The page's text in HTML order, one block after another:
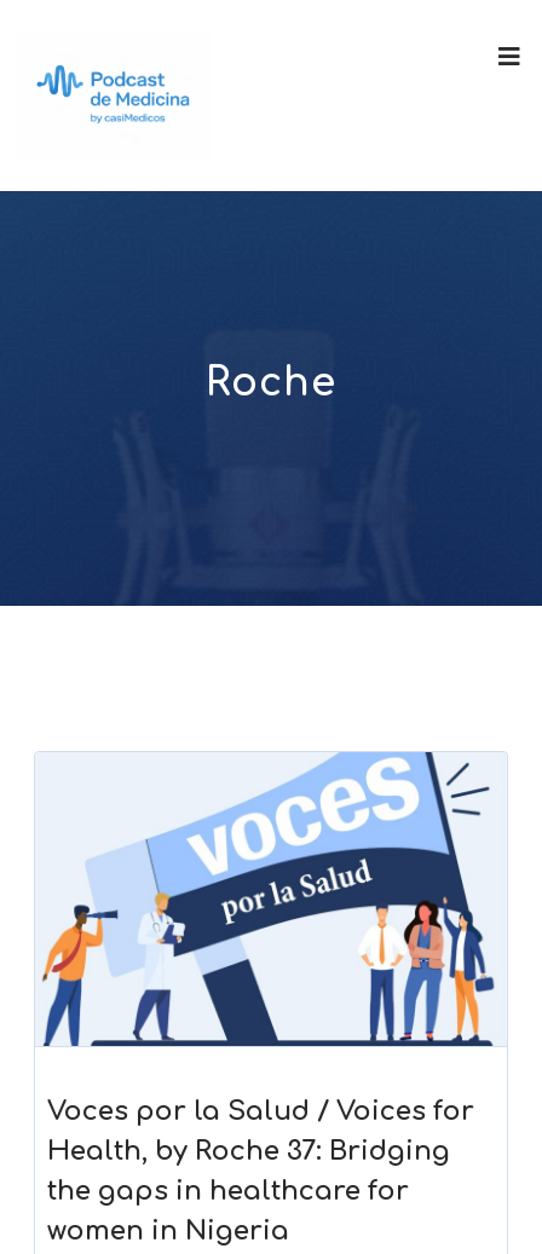
Roche
Voces por la Salud / Voices for
Health, by Roche 37: Bridging
the gaps in healthcare for
women in Nigeria